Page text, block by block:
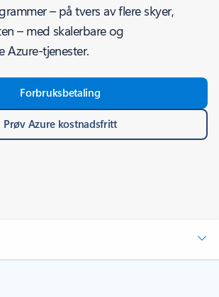
– på tvers av flere skyer,
– med skalerbare og
Azure-tjenester.
Forbruksbetaling
Prøv Azure kostnadsfritt